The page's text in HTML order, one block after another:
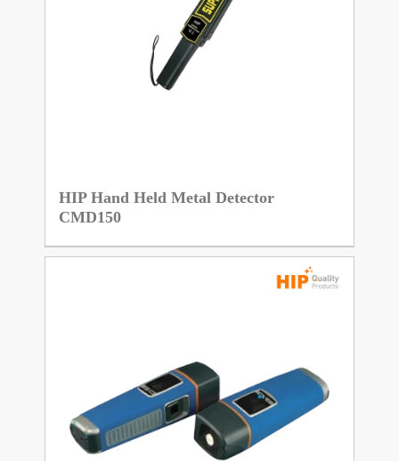
HIP Hand Held Metal Detector
CMD150